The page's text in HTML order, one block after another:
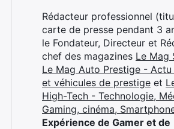
Rédacteur professionnel
carte de presse pendant 3
le Fondateur, Directeur et
chef des magazines Le Mag
Le Mag Auto Prestige -
et véhicules de prestige et
High-Tech - Technologie,
Gaming, cinéma,
Expérience de Gamer et de